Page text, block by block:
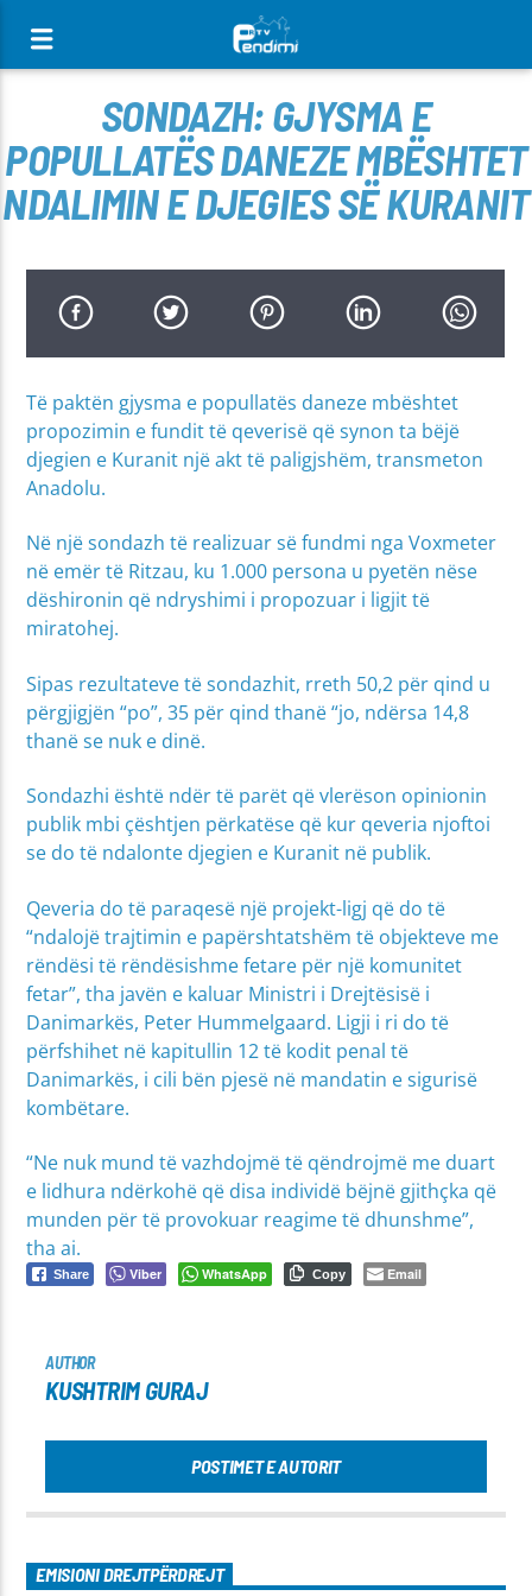
SONDAZH: GJYSMA E
POPULLATËS DANEZE MBËSHTET
NDALIMIN E DJEGIES SË KURANIT
Të paktën gjysma e popullatës daneze mbështet
propozimin e fundit të qeverisë që synon ta bëjë
djegien e Kuranit një akt të paligjshëm, transmeton
Anadolu.
Në një sondazh të realizuar së fundmi nga Voxmeter
në emër të Ritzau, ku 1.000 persona u pyetën nëse
dëshironin që ndryshimi i propozuar i ligjit të
miratohej.
Sipas rezultateve të sondazhit, rreth 50,2 për qind u
përgjigjën “po”, 35 për qind thanë “jo, ndërsa 14,8
thanë se nuk e dinë.
Sondazhi është ndër të parët që vlerëson opinionin
publik mbi çështjen përkatëse që kur qeveria njoftoi
se do të ndalonte djegien e Kuranit në publik.
Qeveria do të paraqesë një projekt-ligj që do të
“ndalojë trajtimin e papërshtatshëm të objekteve me
rëndësi të rëndësishme fetare për një komunitet
fetar”, tha javën e kaluar Ministri i Drejtësisë i
Danimarkës, Peter Hummelgaard. Ligji i ri do të
përfshihet në kapitullin 12 të kodit penal të
Danimarkës, i cili bën pjesë në mandatin e sigurisë
kombëtare.
“Ne nuk mund të vazhdojmë të qëndrojmë me duart
e lidhura ndërkohë që disa individë bëjnë gjithçka që
munden për të provokuar reagime të dhunshme”,
tha ai.
Share Viber WhatsApp Copy Email
AUTHOR
KUSHTRIM GURAJ
POSTIMET E AUTORIT
EMISIONI DREJTPËRDREJT